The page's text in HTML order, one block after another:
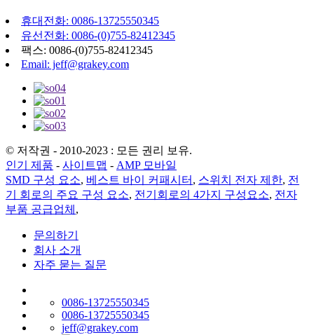
휴대전화: 0086-13725550345
유선전화: 0086-(0)755-82412345
팩스: 0086-(0)755-82412345
Email: jeff@grakey.com
© 저작권 - 2010-2023 : 모든 권리 보유.
인기 제품 - 사이트맵 - AMP 모바일
SMD 구성 요소, 베스트 바이 커패시터 , 스위치 전자 제한, 전
기 회로의 주요 구성 요소, 전기회로의 4가지 구성요소, 전자
부품 공급업체 ,
문의하기
회사 소개
자주 묻는 질문
0086-13725550345
0086-13725550345
jeff@grakey.com